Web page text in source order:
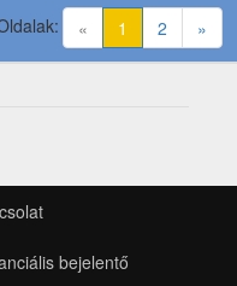
« 1 (current)
2 »
bejelentő